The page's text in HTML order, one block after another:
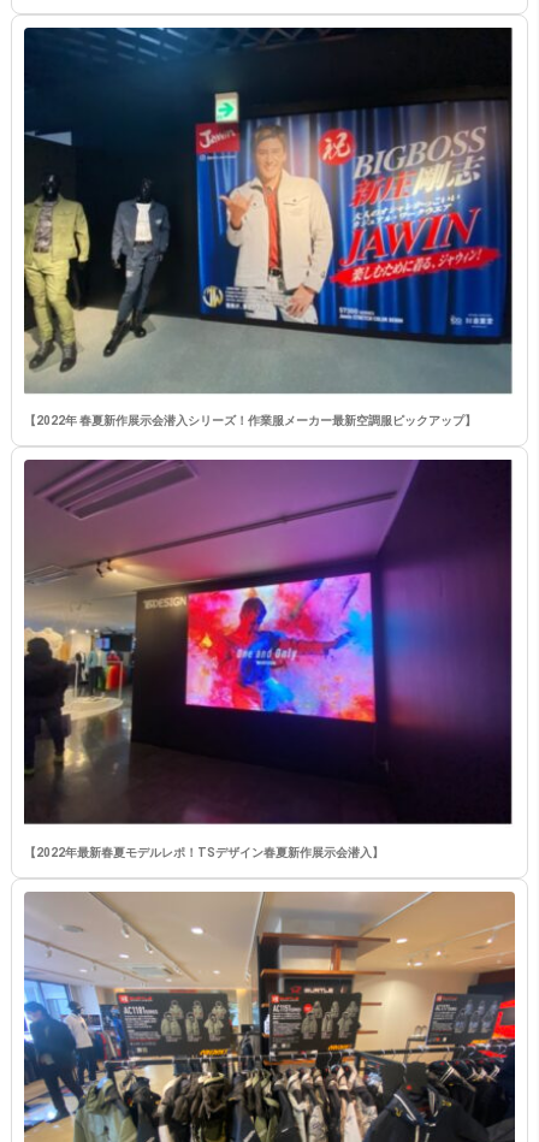
【2022年 春夏新作展示会潜入シリーズ！作業服メーカー最新空調服ピックアップ】
【2022年最新春夏モデルレポ！TSデザイン春夏新作展示会潜入】